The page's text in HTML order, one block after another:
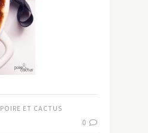
POIRE ET CACTUS
0